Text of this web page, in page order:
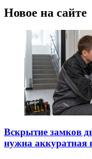
Новое на сайте
Вскрытие замков
нужна аккуратная